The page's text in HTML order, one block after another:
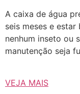
A caixa de água
seis meses e
nenhum inseto ou
manutenção seja
VEJA MAIS